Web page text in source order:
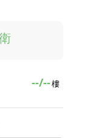
--/--樓